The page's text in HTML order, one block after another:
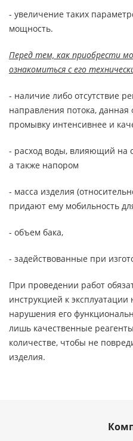
- увеличение таких
мощность.
Перед тем, как приобрести
ознакомиться с его
- наличие либо отсутствие
направления потока, данная
промывку интенсивнее и
- расход воды, влияющий на
а также напором
- масса изделия
придают ему мобильность
- объем бака,
- задействованные при
При проведении работ
инструкцией к
нарушения его
лишь качественные
количестве, чтобы не
изделия.